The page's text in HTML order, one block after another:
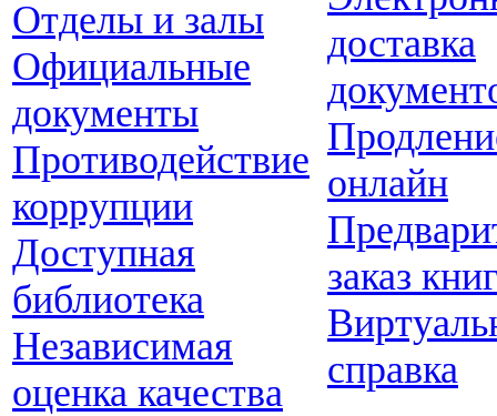
Отделы и залы
Официальные
документы
Противодействие
коррупции
Доступная
библиотека
Независимая
оценка качества
доставка
онлайн
заказ
справка